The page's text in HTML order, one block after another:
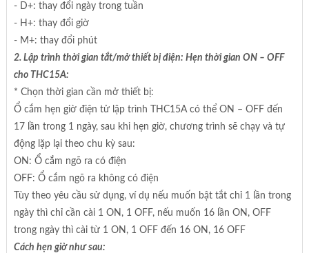
- D+: thay đổi ngày trong tuần
- H+: thay đổi giờ
- M+: thay đổi phút
2. Lập trình thời gian tắt/mở thiết bị điện: Hẹn thời gian ON – OFF
cho THC15A:
* Chọn thời gian cần mở thiết bị:
Ổ cắm hẹn giờ điện tử lập trình THC15A có thể ON – OFF đến
17 lần trong 1 ngày, sau khi hẹn giờ, chương trình sẽ chạy và tự
động lặp lại theo chu kỳ sau:
ON: Ổ cắm ngõ ra có điện
OFF: Ổ cắm ngõ ra không có điện
Tùy theo yêu cầu sử dụng, ví dụ nếu muốn bật tắt chỉ 1 lần trong
ngày thì chỉ cần cài 1 ON, 1 OFF, nếu muốn 16 lần ON, OFF
trong ngày thì cài từ 1 ON, 1 OFF đến 16 ON, 16 OFF
Cách hẹn giờ như sau: